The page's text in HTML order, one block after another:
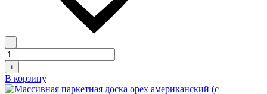
-
+
В корзину